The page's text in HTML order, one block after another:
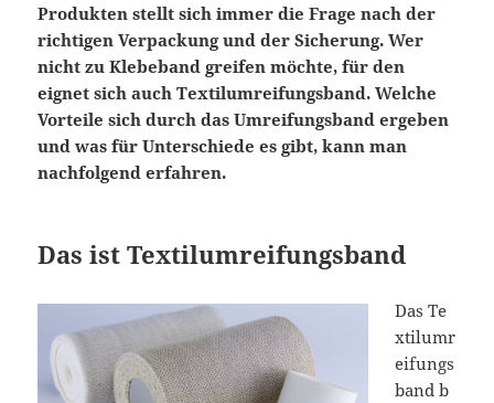
Produkten stellt sich immer die Frage nach der
richtigen Verpackung und der Sicherung. Wer
nicht zu Klebeband greifen möchte, für den
eignet sich auch Textilumreifungsband. Welche
Vorteile sich durch das Umreifungsband ergeben
und was für Unterschiede es gibt, kann man
nachfolgend erfahren.
Das ist Textilumreifungsband
Das Te
xtilumr
eifungs
band b